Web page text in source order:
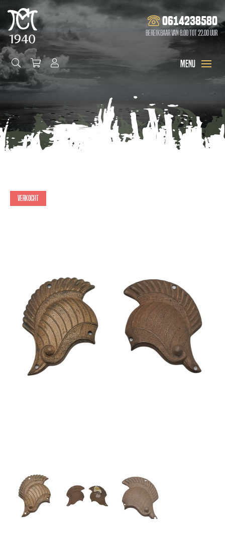
0614238580
Bereikbaar van 8.00 tot 22.00 uur
Verkocht